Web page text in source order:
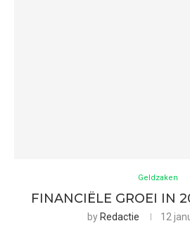
Geldzaken
FINANCIËLE GROEI IN
by Redactie 12